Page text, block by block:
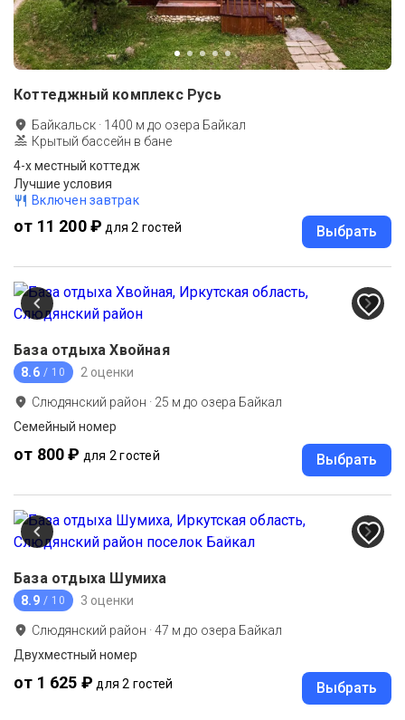
Коттеджный комплекс Русь
Байкальск · 1400 м до озера Байкал
Крытый бассейн в бане
4-х местный коттедж
Лучшие условия
Включен завтрак
от 11 200 ₽ для 2 гостей Выбрать
База отдыха Хвойная
8.6 / 10 2 оценки
Слюдянский район · 25 м до озера Байкал
Семейный номер
от 800 ₽ для 2 гостей Выбрать
База отдыха Шумиха
8.9 / 10 3 оценки
Слюдянский район ·47 м до озера Байкал
Двухместный номер
от 1 625 ₽ для 2 гостей Выбрать